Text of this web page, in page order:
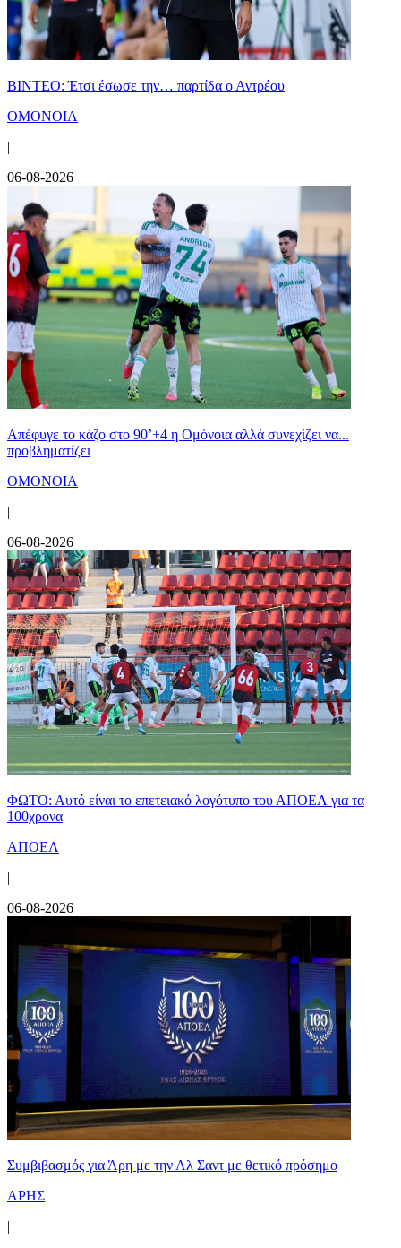
ΒΙΝΤΕΟ: Έτσι έσωσε την… παρτίδα ο Αντρέου
ΟΜΟΝΟΙΑ
|
06-08-2026
Απέφυγε το κάζο στο 90’+4 η Ομόνοια αλλά συνεχίζει να...
προβληματίζει
ΟΜΟΝΟΙΑ
|
06-08-2026
ΦΩΤΟ: Αυτό είναι το επετειακό λογότυπο του ΑΠΟΕΛ για τα
100χρονα
ΑΠΟΕΛ
|
06-08-2026
Συμβιβασμός για Άρη με την Αλ Σαντ με θετικό πρόσημο
ΑΡΗΣ
|